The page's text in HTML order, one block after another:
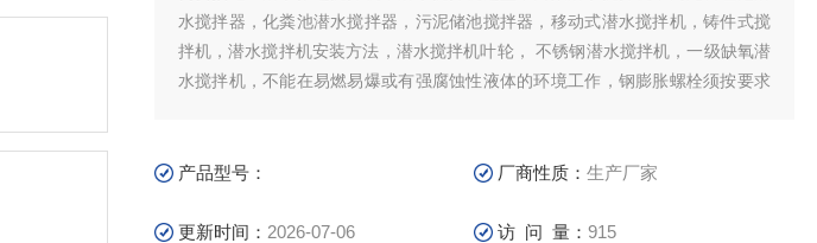
水搅拌器，化粪池潜水搅拌器，污泥储池搅拌器，移动式潜水搅拌机，铸件式搅
拌机，潜水搅拌机安装方法，潜水搅拌机叶轮， 不锈钢潜水搅拌机，一级缺氧潜
水搅拌机，不能在易燃易爆或有强腐蚀性液体的环境工作，钢膨胀螺栓须按要求
产品型号： 厂商性质：生产厂家
更新时间： 2026-07-06 访 问 量：915